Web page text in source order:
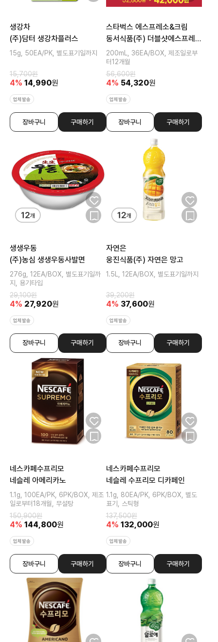
생강차
(주)담터 생강차플러스
15g, 50EA/PK, 별도표기일까지
15,700원
4% 14,990원
업체발송
장바구니 구매하기
스타벅스 에스프레소&크림
동서식품(주) 더블샷에스프레소
앤크림
200mL, 36EA/BOX, 제조일로부
터12개월
56,600원
4% 54,320원
업체발송
장바구니 구매하기
생생우동
(주)농심 생생우동사발면
276g, 12EA/BOX, 별도표기일까
지, 용기타입
29,100원
4% 27,920원
업체발송
장바구니 구매하기
자연은
웅진식품(주) 자연은 망고
1.5L, 12EA/BOX, 별도표기일까지
39,200원
4% 37,600원
업체발송
장바구니 구매하기
네스카페수프리모
네슬레 아메리카노
1.1g, 100EA/PK, 6PK/BOX, 제조
일로부터18개월, 무설탕
150,900원
4% 144,800원
업체발송
장바구니 구매하기
네스카페수프리모
네슬레 수프리모 디카페인
1.1g, 80EA/PK, 6PK/BOX, 별도
표기, 스틱형
137,500원
4% 132,000원
업체발송
장바구니 구매하기